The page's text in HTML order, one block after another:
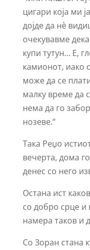
цигари која ми
дојде да нè
очекувавме
купи тутун… Е,
камионот, иако
може да се
малку време да
нема да го
нозеве.“
Така Реџо
вечерта, дома
денес со него
Остана ист
со добро срце
намера таков и
Со Зоран стана